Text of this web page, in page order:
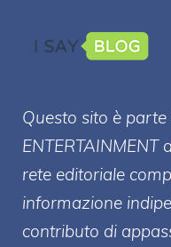
Questo sito è parte
ENTERTAINMENT
rete editoriale
informazione
contributo di